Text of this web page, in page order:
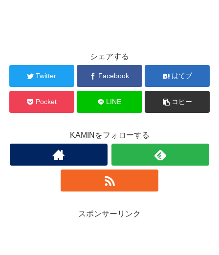
シェアする
Twitter Facebook はてブ
Pocket LINE コピー
KAMINをフォローする
スポンサーリンク